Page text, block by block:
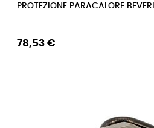
PROTEZIONE PARACALORE
78,53 €